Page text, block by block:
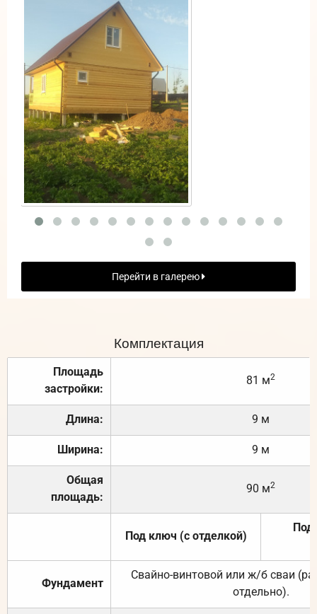
Перейти в галерею
Комплектация
Площадь
застройки:
81 м2
Длина: 9 м
Ширина: 9 м
Общая
площадь:
90 м2
Под ключ (с отделкой)
Под
Фундамент
Свайно-винтовой или ж/б сваи
отдельно).